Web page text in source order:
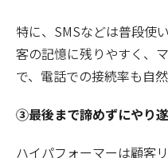
特に、SMSなどは普段使
客の記憶に残りやすく、
で、電話での接続率も自
③最後まで諦めずにやり
ハイパフォーマーは顧客